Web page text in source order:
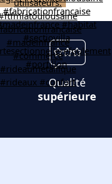
Qualité
supérieure